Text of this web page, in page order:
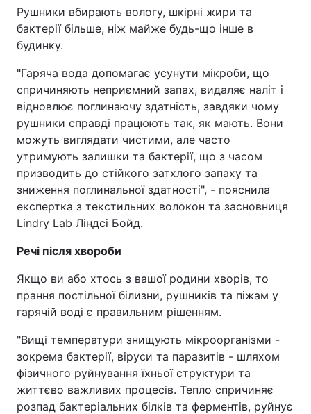
Рушники вбирають вологу, шкірні жири та
бактерії більше, ніж майже будь-що інше в
будинку.
"Гаряча вода допомагає усунути мікроби, що
спричиняють неприємний запах, видаляє наліт і
відновлює поглинаючу здатність, завдяки чому
рушники справді працюють так, як мають. Вони
можуть виглядати чистими, але часто
утримують залишки та бактерії, що з часом
призводить до стійкого затхлого запаху та
зниження поглинальної здатності", - пояснила
експертка з текстильних волокон та засновниця
Lindry Lab Ліндсі Бойд.
Речі після хвороби
Якщо ви або хтось з вашої родини хворів, то
прання постільної білизни, рушників та піжам у
гарячій воді є правильним рішенням.
"Вищі температури знищують мікроорганізми -
зокрема бактерії, віруси та паразитів - шляхом
фізичного руйнування їхньої структури та
життєво важливих процесів. Тепло спричиняє
розпад бактеріальних білків та ферментів, руйнує